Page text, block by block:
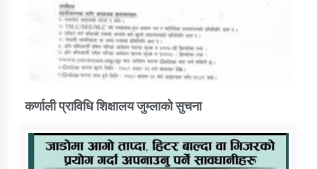
कर्णाली प्राविधि शिक्षालय जुम्लाको सुचना